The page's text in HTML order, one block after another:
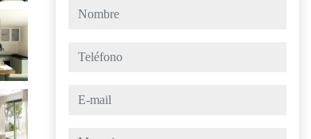
nombre
teléfono
e-mail
mensaje